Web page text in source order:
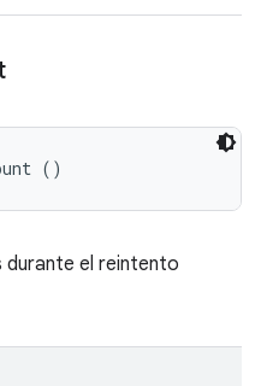
()
durante el reintento